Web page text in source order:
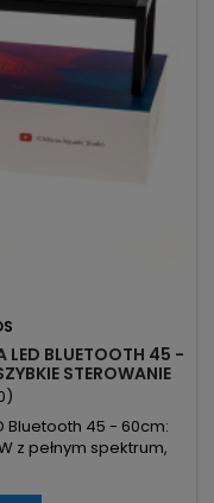
LED BLUETOOTH 45 -
STEROWANIE
Bluetooth 45 - 60cm:
z pełnym spektrum,
Moc 35W, strumień
fotosyntezę i